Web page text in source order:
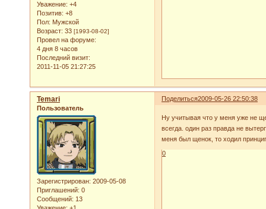
Уважение: +4
Позитив: +8
Пол: Мужской
Возраст: 33 [1993-08-02]
Провел на форуме:
4 дня 8 часов
Последний визит:
2011-11-05 21:27:25
Поделиться2009-05-26 22:50:38
Temari
Пользователь
Зарегистрирован: 2009-05-08
Приглашений: 0
Сообщений: 13
Ну учитывая что у меня уже не
всегда. один раз правда не
меня был щенок, то ходил
0